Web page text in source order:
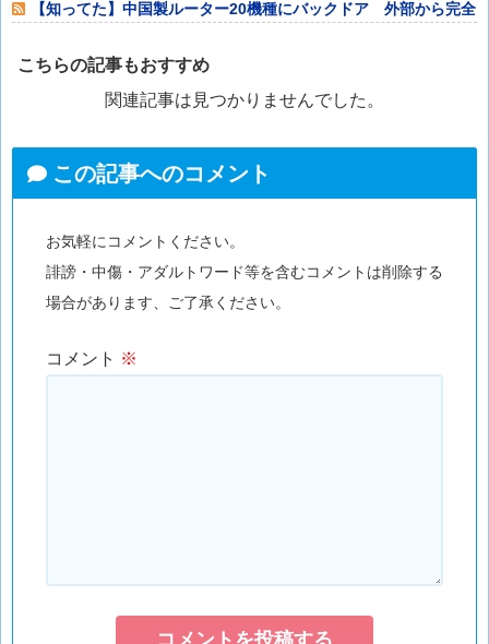
【知ってた】中国製ルーター20機種にバックドア 外部から完全
こちらの記事もおすすめ
関連記事は見つかりませんでした。
この記事へのコメント
お気軽にコメントください。
誹謗・中傷・アダルトワード等を含むコメントは削除する
場合があります、ご了承ください。
コメント ※